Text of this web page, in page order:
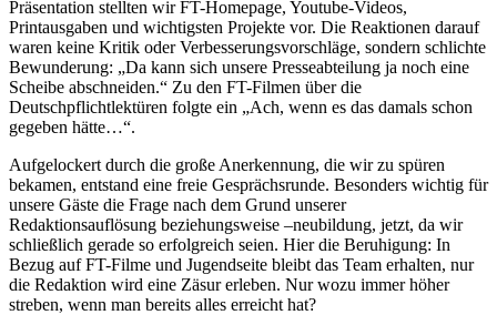
Präsentation stellten wir FT-Homepage, Youtube-Videos,
Printausgaben und wichtigsten Projekte vor. Die Reaktionen darauf
waren keine Kritik oder Verbesserungsvorschläge, sondern schlichte
Bewunderung: „Da kann sich unsere Presseabteilung ja noch eine
Scheibe abschneiden.“ Zu den FT-Filmen über die
Deutschpflichtlektüren folgte ein „Ach, wenn es das damals schon
gegeben hätte…“.
Aufgelockert durch die große Anerkennung, die wir zu spüren
bekamen, entstand eine freie Gesprächsrunde. Besonders wichtig für
unsere Gäste die Frage nach dem Grund unserer
Redaktionsauflösung beziehungsweise –neubildung, jetzt, da wir
schließlich gerade so erfolgreich seien. Hier die Beruhigung: In
Bezug auf FT-Filme und Jugendseite bleibt das Team erhalten, nur
die Redaktion wird eine Zäsur erleben. Nur wozu immer höher
streben, wenn man bereits alles erreicht hat?